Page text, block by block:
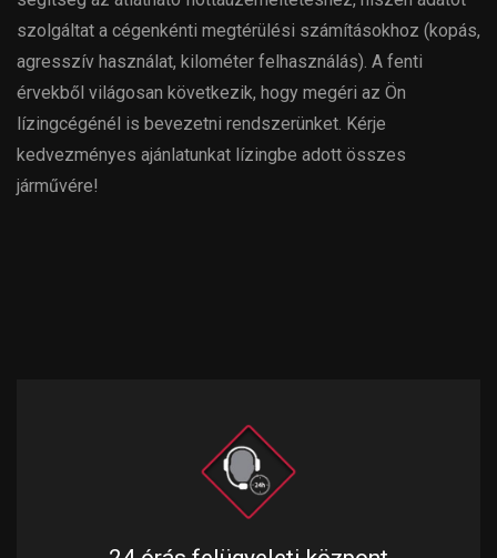
szolgáltat a cégenkénti megtérülési számításokhoz (kopás,
agresszív használat, kilométer felhasználás). A fenti
érvekből világosan következik, hogy megéri az Ön
lízingcégénél is bevezetni rendszerünket. Kérje
kedvezményes ajánlatunkat lízingbe adott összes
járművére!